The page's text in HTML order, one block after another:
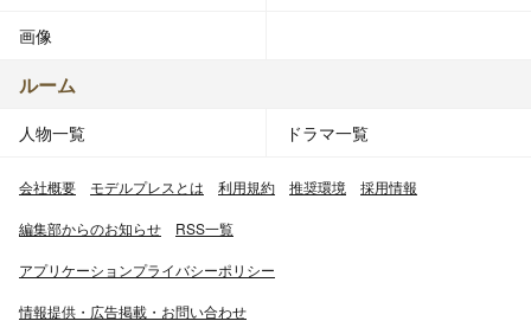
画像
ルーム
人物一覧 ドラマ一覧
会社概要 モデルプレスとは 利用規約 推奨環境 採用情報
編集部からのお知らせ RSS一覧
アプリケーションプライバシーポリシー
情報提供・広告掲載・お問い合わせ